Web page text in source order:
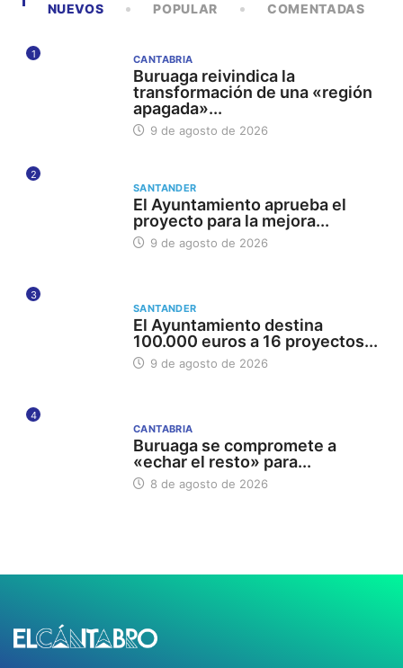
NUEVOS POPULAR COMENTADAS
1 CANTABRIA
Buruaga reivindica la
transformación de una «región
apagada»...
9 de agosto de 2026
2
SANTANDER
El Ayuntamiento aprueba el
proyecto para la mejora...
9 de agosto de 2026
3
SANTANDER
El Ayuntamiento destina
100.000 euros a 16 proyectos...
9 de agosto de 2026
4
CANTABRIA
Buruaga se compromete a
«echar el resto» para...
8 de agosto de 2026